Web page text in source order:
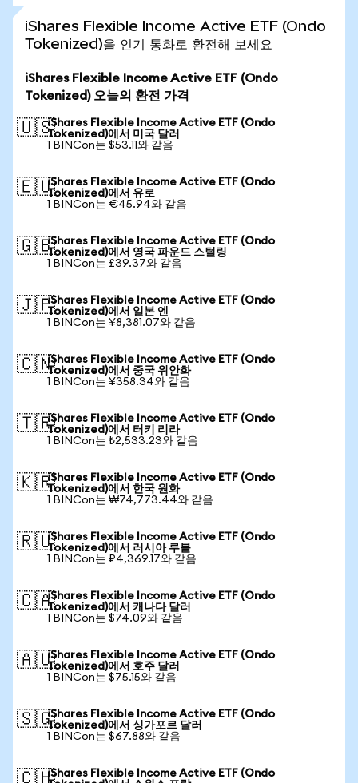
iShares Flexible Income Active ETF (Ondo
Tokenized)을 인기 통화로 환전해 보세요
iShares Flexible Income Active ETF (Ondo
Tokenized) 오늘의 환전 가격
🇺🇸iShares Flexible Income Active ETF (Ondo
Tokenized)에서 미국 달러
1 BINCon는 $53.11와 같음
🇪🇺iShares Flexible Income Active ETF (Ondo
Tokenized)에서 유로
1 BINCon는 €45.94와 같음
🇬🇧iShares Flexible Income Active ETF (Ondo
Tokenized)에서 영국 파운드 스털링
1 BINCon는 £39.37와 같음
🇯🇵iShares Flexible Income Active ETF (Ondo
Tokenized)에서 일본 엔
1 BINCon는 ¥8,381.07와 같음
🇨🇳iShares Flexible Income Active ETF (Ondo
Tokenized)에서 중국 위안화
1 BINCon는 ¥358.34와 같음
🇹🇷iShares Flexible Income Active ETF (Ondo
Tokenized)에서 터키 리라
1 BINCon는 ₺2,533.23와 같음
🇰🇷iShares Flexible Income Active ETF (Ondo
Tokenized)에서 한국 원화
1 BINCon는 ₩74,773.44와 같음
🇷🇺iShares Flexible Income Active ETF (Ondo
Tokenized)에서 러시아 루블
1 BINCon는 ₽4,369.17와 같음
🇨🇦iShares Flexible Income Active ETF (Ondo
Tokenized)에서 캐나다 달러
1 BINCon는 $74.09와 같음
🇦🇺iShares Flexible Income Active ETF (Ondo
Tokenized)에서 호주 달러
1 BINCon는 $75.15와 같음
🇸🇬iShares Flexible Income Active ETF (Ondo
Tokenized)에서 싱가포르 달러
1 BINCon는 $67.88와 같음
🇨🇭iShares Flexible Income Active ETF (Ondo